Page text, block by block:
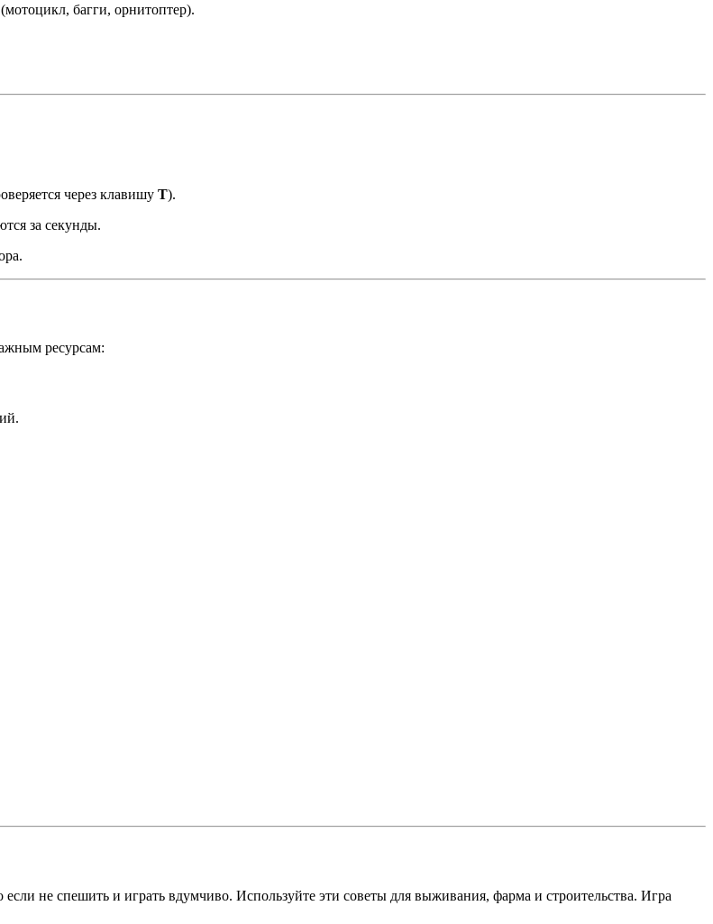
(мотоцикл, багги, орнитоптер).
через клавишу T).
за секунды.
ресурсам:
не спешить и играть вдумчиво. Используйте эти советы для выживания, фарма и строительства. Игра